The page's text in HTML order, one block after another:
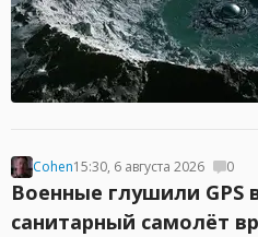
Cohen15:30, 6 августа 2026 0
Военные глушили GPS
санитарный самолёт